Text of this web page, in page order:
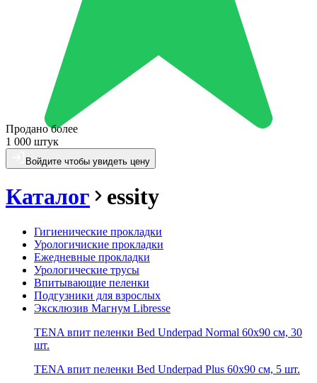
Продано более
1 000 штук
Войдите чтобы увидеть цену
Каталог essity
Гигиенические прокладки
Урологичиские прокладки
Ежедневные прокладки
Урологические трусы
Впитывающие пеленки
Подгузники для взрослых
Эксклюзив Магнум Libresse
TENA впит пеленки Bed Underpad Normal 60x90 см, 30
шт.
TENA впит пеленки Bed Underpad Plus 60x90 см, 5 шт.